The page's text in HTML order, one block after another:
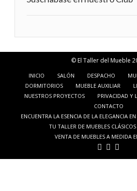
© El Taller del Mueble
INICIO SALÓN DESPACHO
DORMITORIOS
MUEBLE AUXILIAR
NUESTROS PROYECTOS
PRIVACIDAD Y
CONTACTO
ENCUENTRA LA ESENCIA DE LA ELEGANCIA
TU TALLER DE MUEBLES
VENTA DE MUEBLES A MEDIDA